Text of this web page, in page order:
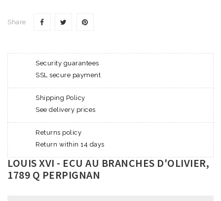
Share
Security guarantees
SSL secure payment
Shipping Policy
See delivery prices
Returns policy
Return within 14 days
LOUIS XVI - ECU AU BRANCHES D'OLIVIER,
1789 Q PERPIGNAN